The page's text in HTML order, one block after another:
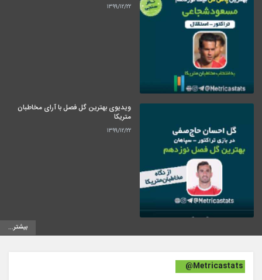
۱۳۹۹/۱۲/۲۲
ویدیوی بهترین گل فصل با آرای مخاطبان
متریکا
۱۳۹۹/۱۲/۲۲
بیشتر...
@Metricastats